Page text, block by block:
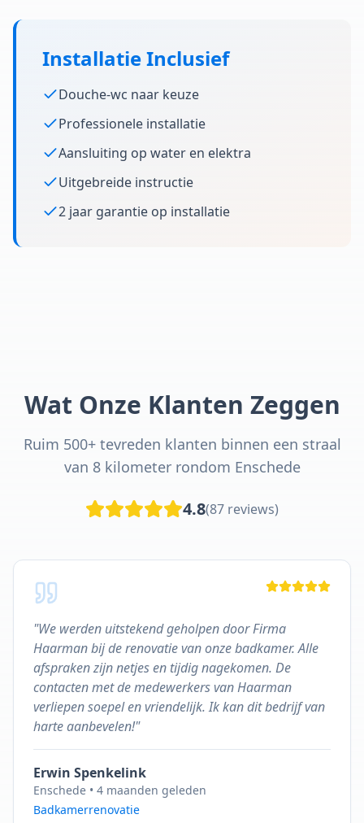
Installatie Inclusief
Douche-wc naar keuze
Professionele installatie
Aansluiting op water en elektra
Uitgebreide instructie
2 jaar garantie op installatie
Wat Onze Klanten Zeggen
Ruim 500+ tevreden klanten binnen een straal
van 8 kilometer rondom Enschede
4.8(87 reviews)
"We werden uitstekend geholpen door Firma
Haarman bij de renovatie van onze badkamer. Alle
afspraken zijn netjes en tijdig nagekomen. De
contacten met de medewerkers van Haarman
verliepen soepel en vriendelijk. Ik kan dit bedrijf van
harte aanbevelen!"
Erwin Spenkelink
Enschede • 4 maanden geleden
Badkamerrenovatie